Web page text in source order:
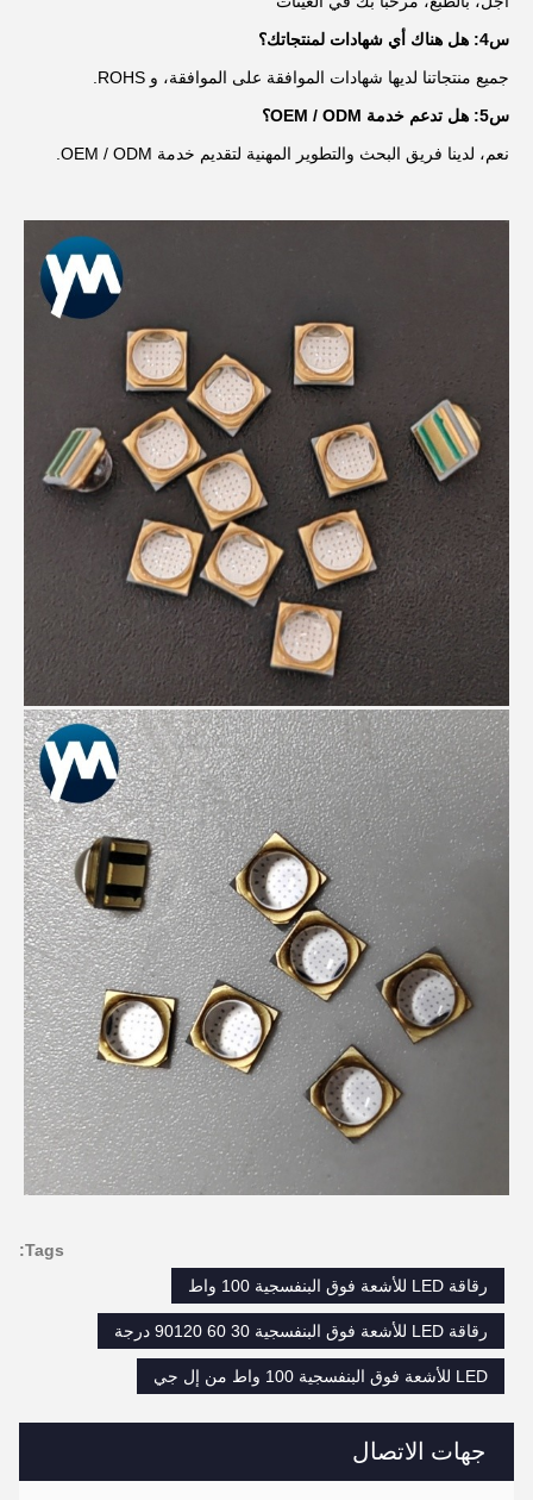
جهات الاتصال
س4: هل هناك أي شهادات لمنتجاتك؟
جميع منتجاتنا لديها شهادات الموافقة على الموافقة، و ROHS.
س5: هل تدعم خدمة OEM / ODM؟
نعم، لدينا فريق البحث والتطوير المهنية لتقديم خدمة OEM / ODM.
Tags:
رقاقة LED للأشعة فوق البنفسجية 100 واط
رقاقة LED للأشعة فوق البنفسجية 30 60 90120 درجة
LED للأشعة فوق البنفسجية 100 واط من إل جي